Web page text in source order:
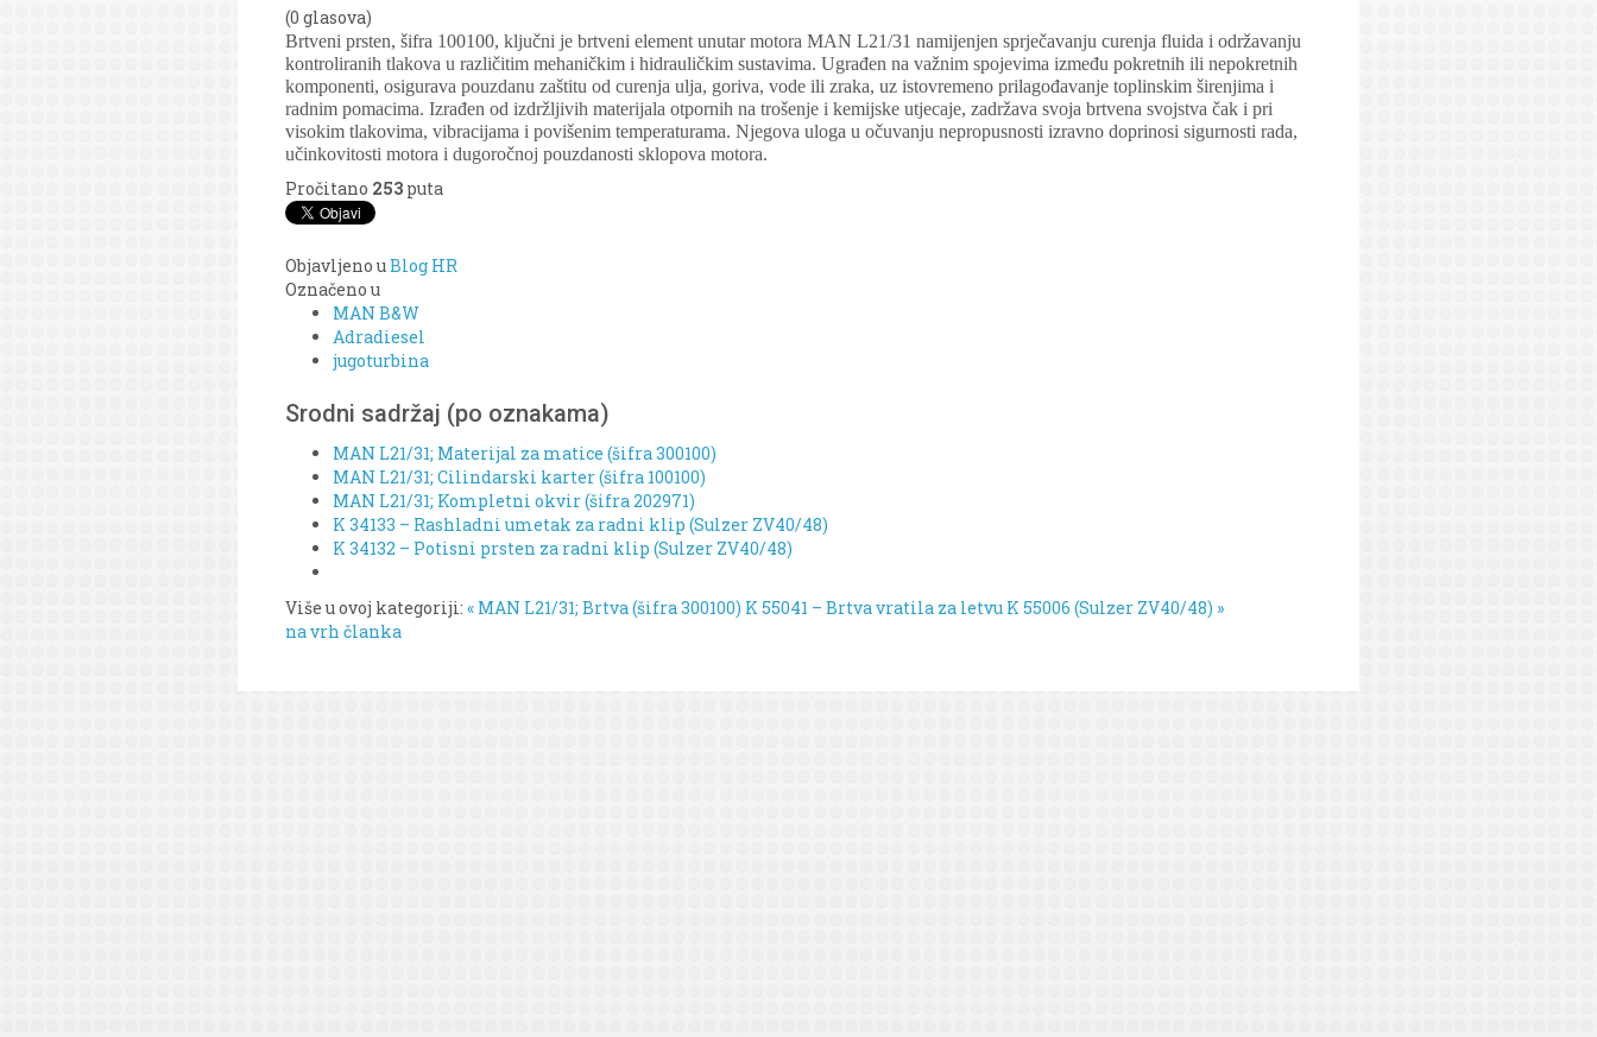
(0 glasova)
Brtveni prsten, šifra 100100, ključni je brtveni element unutar motora MAN L21/31 namijenjen sprječavanju curenja fluida i održavanju
kontroliranih tlakova u različitim mehaničkim i hidrauličkim sustavima. Ugrađen na važnim spojevima između pokretnih ili nepokretnih
komponenti, osigurava pouzdanu zaštitu od curenja ulja, goriva, vode ili zraka, uz istovremeno prilagođavanje toplinskim širenjima i
radnim pomacima. Izrađen od izdržljivih materijala otpornih na trošenje i kemijske utjecaje, zadržava svoja brtvena svojstva čak i pri
visokim tlakovima, vibracijama i povišenim temperaturama. Njegova uloga u očuvanju nepropusnosti izravno doprinosi sigurnosti rada,
učinkovitosti motora i dugoročnoj pouzdanosti sklopova motora.
Pročitano 253 puta
Objavljeno uBlog HR
Označeno u
MAN B&W
Adradiesel
jugoturbina
Srodni sadržaj (po oznakama)
MAN L21/31; Materijal za matice (šifra 300100)
MAN L21/31; Cilindarski karter (šifra 100100)
MAN L21/31; Kompletni okvir (šifra 202971)
K 34133 – Rashladni umetak za radni klip (Sulzer ZV40/48)
K 34132 – Potisni prsten za radni klip (Sulzer ZV40/48)
Više u ovoj kategoriji: « MAN L21/31; Brtva (šifra 300100) K 55041 – Brtva vratila za letvu K 55006 (Sulzer ZV40/48) »
na vrh članka